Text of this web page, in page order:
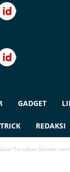
GADGET
REDAKSI
Terapkan Standar